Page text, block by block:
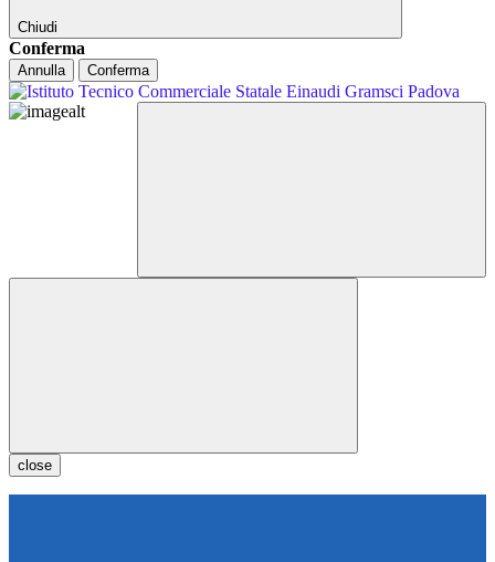
Chiudi
Conferma
Annulla Conferma
close